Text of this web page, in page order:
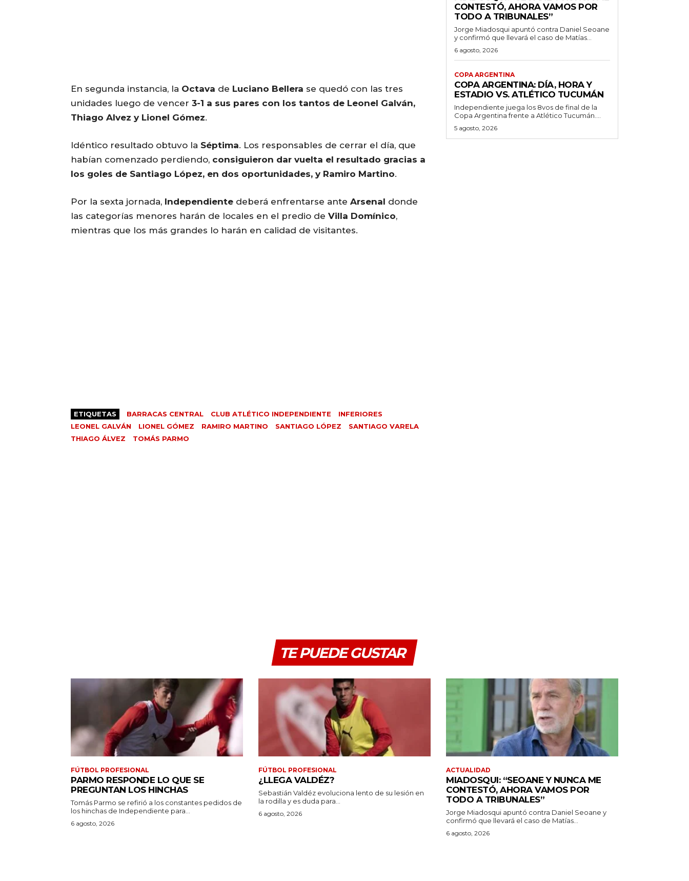
En segunda instancia, la Octava de Luciano Bellera se quedó con las tres
unidades luego de vencer 3-1 a sus pares con los tantos de Leonel Galván,
Thiago Alvez y Lionel Gómez.
Idéntico resultado obtuvo la Séptima. Los responsables de cerrar el día, que
habían comenzado perdiendo, consiguieron dar vuelta el resultado gracias a
los goles de Santiago López, en dos oportunidades, y Ramiro Martino.
Por la sexta jornada, Independiente deberá enfrentarse ante Arsenal donde
las categorías menores harán de locales en el predio de Villa Domínico,
mientras que los más grandes lo harán en calidad de visitantes.
ETIQUETAS BARRACAS CENTRAL CLUB ATLÉTICO INDEPENDIENTE
INFERIORES
LEONEL GALVÁN
LIONEL GÓMEZ RAMIRO MARTINO SANTIAGO LÓPEZ
SANTIAGO VARELA
THIAGO ÁLVEZ
TOMÁS PARMO
CONTESTÓ, AHORA VAMOS POR
TODO A TRIBUNALES”
Jorge Miadosqui apuntó contra Daniel Seoane
y confirmó que llevará el caso de Matías...
6 agosto, 2026
COPA ARGENTINA
COPA ARGENTINA: DÍA, HORA Y
ESTADIO VS. ATLÉTICO TUCUMÁN
Independiente juega los 8vos de final de la
Copa Argentina frente a Atlético Tucumán....
5 agosto, 2026
TE PUEDE GUSTAR
FÚTBOL PROFESIONAL
PARMO RESPONDE LO QUE SE
PREGUNTAN LOS HINCHAS
Tomás Parmo se refirió a los constantes pedidos de
los hinchas de Independiente para...
6 agosto, 2026
FÚTBOL PROFESIONAL
¿LLEGA VALDÉZ?
Sebastián Valdéz evoluciona lento de su lesión en
la rodilla y es duda para...
6 agosto, 2026
ACTUALIDAD
MIADOSQUI: “SEOANE Y NUNCA ME
CONTESTÓ, AHORA VAMOS POR
TODO A TRIBUNALES”
Jorge Miadosqui apuntó contra Daniel Seoane y
confirmó que llevará el caso de Matías...
6 agosto, 2026